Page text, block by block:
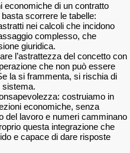
economiche di un contratto
scorrere le tabelle:
nei calcoli che incidono
complesso, che
giuridica.
l’astrattezza del concetto con
che non può essere
la si frammenta, si rischia di
sistema.
costruiamo in
economiche, senza
del lavoro e numeri camminano
questa integrazione che
e capace di dare risposte